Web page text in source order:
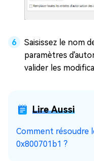
Saisissez le nom
paramètres
valider les
Lire Aussi
Comment résoudre
0x800701b1 ?